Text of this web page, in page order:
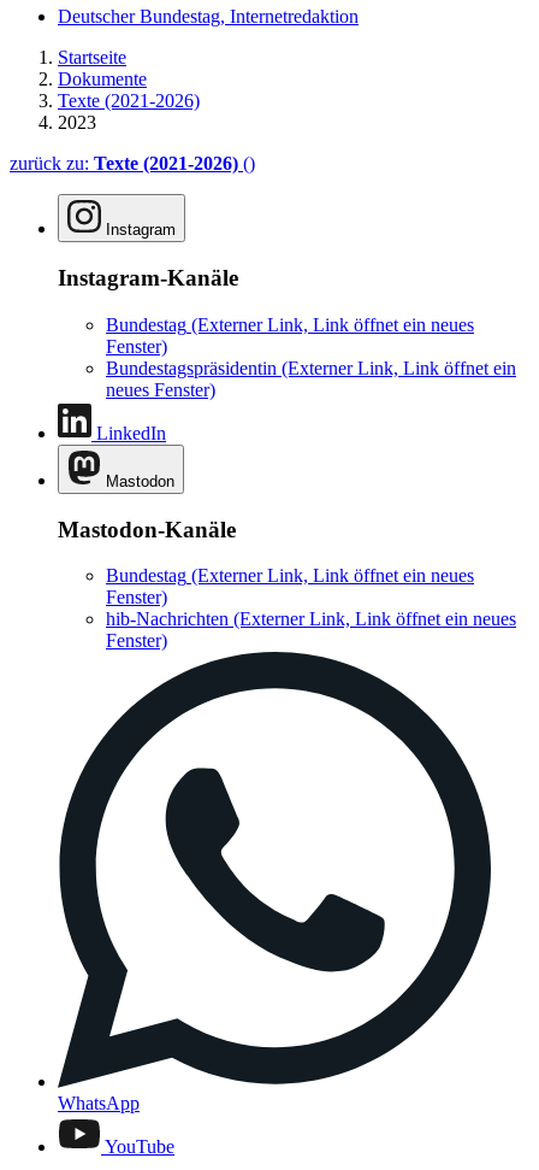
Deutscher Bundestag, Internetredaktion
Startseite
Dokumente
Texte (2021-2026)
2023
zurück zu: Texte (2021-2026) ()
Instagram
Instagram-Kanäle
Bundestag (Externer Link, Link öffnet ein neues
Fenster)
Bundestagspräsidentin (Externer Link, Link öffnet ein
neues Fenster)
LinkedIn
Mastodon
Mastodon-Kanäle
Bundestag (Externer Link, Link öffnet ein neues
Fenster)
hib-Nachrichten (Externer Link, Link öffnet ein neues
Fenster)
WhatsApp
YouTube